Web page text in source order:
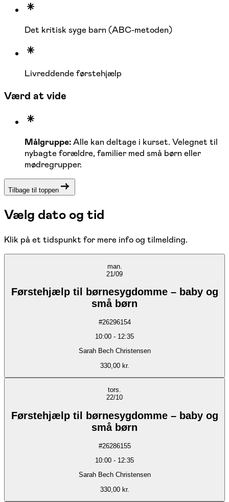
Det kritisk syge barn (ABC-metoden)
Livreddende førstehjælp
Værd at vide
Målgruppe:Alle kan deltage i kurset. Velegnet til
nybagte forældre, familier med små børn eller
mødregrupper.
Tilbage til toppen
Vælg dato og tid
Klik på et tidspunkt for mere info og tilmelding.
man.
21/09
Førstehjælp til børnesygdomme – baby og
små børn
#26296154
10:00 - 12:35
Sarah Bech Christensen
330,00 kr.
tors.
22/10
Førstehjælp til børnesygdomme – baby og
små børn
#26286155
10:00 - 12:35
Sarah Bech Christensen
330,00 kr.